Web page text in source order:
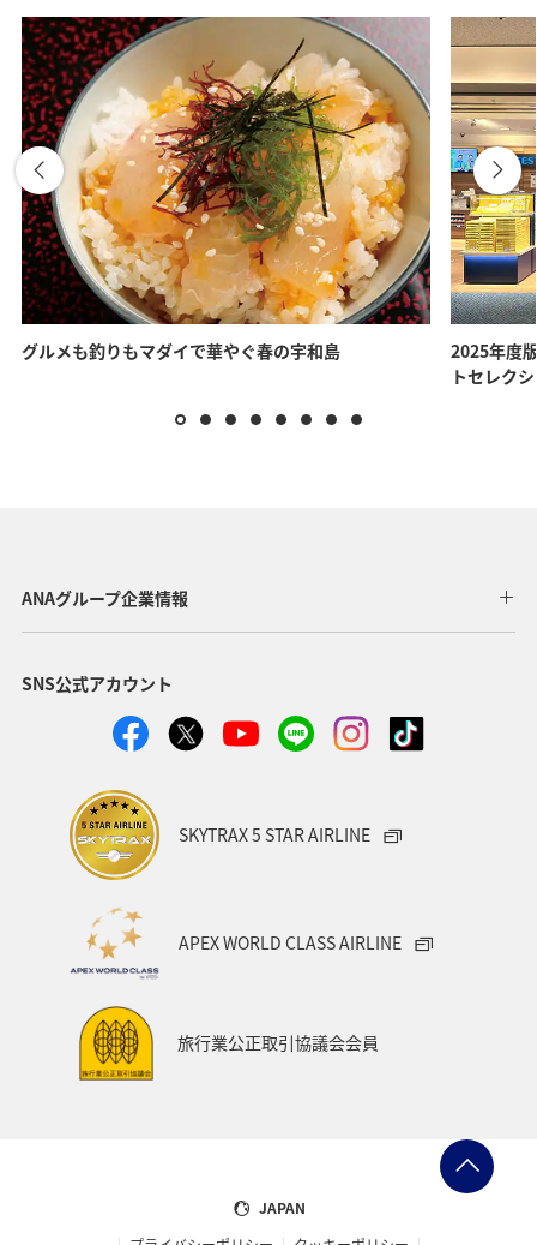
グルメも釣りもマダイで華やぐ春の宇和島
2025年度
トセレク
ANAグループ企業情報
SNS公式アカウント
SKYTRAX 5 STAR AIRLINE
APEX WORLD CLASS AIRLINE
旅行業公正取引協議会会員
JAPAN